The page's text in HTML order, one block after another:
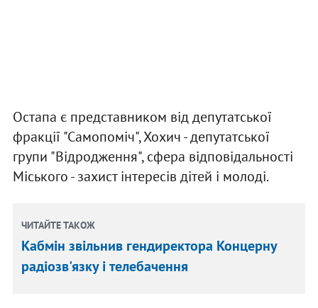
Остапа є представником від депутатської
фракції "Самопоміч", Хохич - депутатської
групи "Відродження", сфера відповідальності
Міського - захист інтересів дітей і молоді.
ЧИТАЙТЕ ТАКОЖ
Кабмін звільнив гендиректора Концерну
радіозв'язку і телебачення